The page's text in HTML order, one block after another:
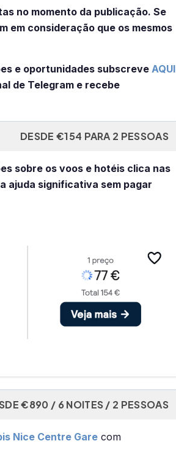
no momento da publicação. Se
em consideração que os mesmos
e oportunidades subscreve AQUI
de Telegram e recebe
DESDE €154 PARA 2 PESSOAS
sobre os voos e hotéis clica nas
ajuda significativa sem pagar
€890 / 6 NOITES / 2 PESSOAS
Nice Centre Gare com